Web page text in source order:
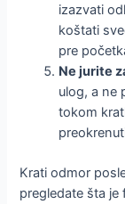
izazvati
koštati
pre
Ne jurite
ulog, a ne
tokom
Krati odmor
pregledate šta